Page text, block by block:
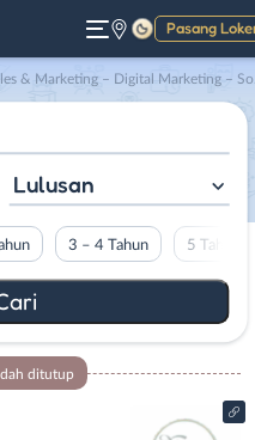
Pasang
Gelap
– Digital Marketing – Social Media Specialist di Madina Wedding
Lulusan
3 – 4 Tahun 5 Tahun
ditutup